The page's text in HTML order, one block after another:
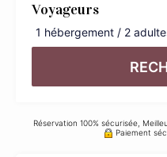
Voyageurs
1 hébergement / 2
Réservation 100% sécurisée,
Paiement